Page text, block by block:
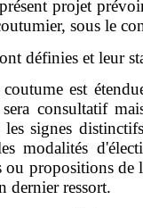
projet
sous le
définies et leur
est
consultatif
signes
modalités
ou propositions
dernier ressort.